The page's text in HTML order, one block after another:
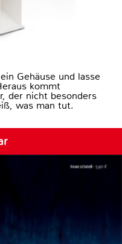
Gehäuse und lasse
kommt
der nicht besonders
was man tut.